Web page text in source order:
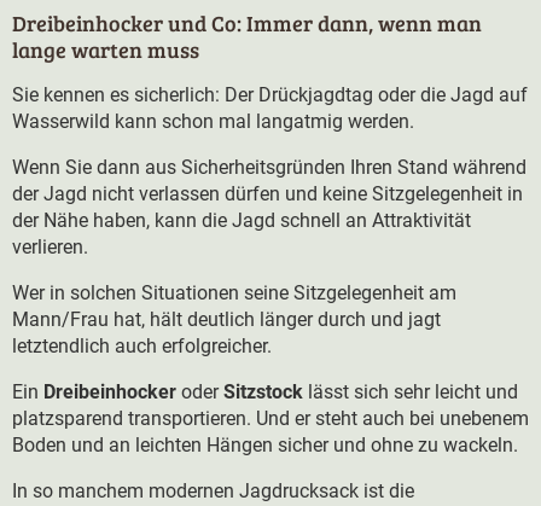
Dreibeinhocker und Co: Immer dann, wenn man
lange warten muss
Sie kennen es sicherlich: Der Drückjagdtag oder die Jagd auf
Wasserwild kann schon mal langatmig werden.
Wenn Sie dann aus Sicherheitsgründen Ihren Stand während
der Jagd nicht verlassen dürfen und keine Sitzgelegenheit in
der Nähe haben, kann die Jagd schnell an Attraktivität
verlieren.
Wer in solchen Situationen seine Sitzgelegenheit am
Mann/Frau hat, hält deutlich länger durch und jagt
letztendlich auch erfolgreicher.
Ein Dreibeinhocker oderSitzstock lässt sich sehr leicht und
platzsparend transportieren. Und er steht auch bei unebenem
Boden und an leichten Hängen sicher und ohne zu wackeln.
In so manchem modernen Jagdrucksack ist die